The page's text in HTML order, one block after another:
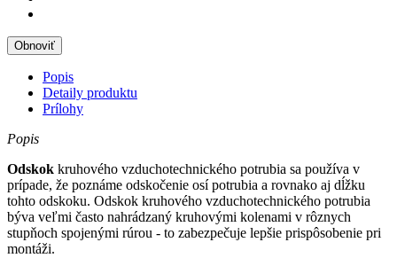
Popis
Detaily produktu
Prílohy
Popis
Odskok kruhového vzduchotechnického potrubia sa používa v
prípade, že poznáme odskočenie osí potrubia a rovnako aj dĺžku
tohto odskoku. Odskok kruhového vzduchotechnického potrubia
býva veľmi často nahrádzaný kruhovými kolenami v rôznych
stupňoch spojenými rúrou - to zabezpečuje lepšie prispôsobenie pri
montáži.